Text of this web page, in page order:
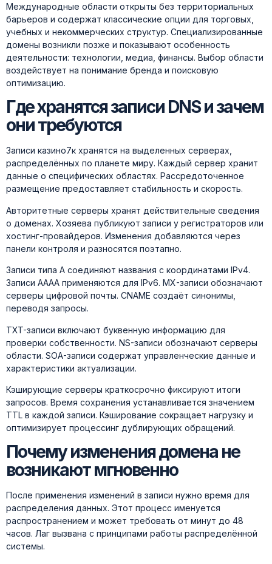
Международные области открыты без территориальных
барьеров и содержат классические опции для торговых,
учебных и некоммерческих структур. Специализированные
домены возникли позже и показывают особенность
деятельности: технологии, медиа, финансы. Выбор области
воздействует на понимание бренда и поисковую
оптимизацию.
Где хранятся записи DNS и зачем
они требуются
Записи казино7к хранятся на выделенных серверах,
распределённых по планете миру. Каждый сервер хранит
данные о специфических областях. Рассредоточенное
размещение предоставляет стабильность и скорость.
Авторитетные серверы хранят действительные сведения
о доменах. Хозяева публикуют записи у регистраторов или
хостинг-провайдеров. Изменения добавляются через
панели контроля и разносятся поэтапно.
Записи типа A соединяют названия с координатами IPv4.
Записи AAAA применяются для IPv6. MX-записи обозначают
серверы цифровой почты. CNAME создаёт синонимы,
переводя запросы.
TXT-записи включают буквенную информацию для
проверки собственности. NS-записи обозначают серверы
области. SOA-записи содержат управленческие данные и
характеристики актуализации.
Кэширующие серверы краткосрочно фиксируют итоги
запросов. Время сохранения устанавливается значением
TTL в каждой записи. Кэширование сокращает нагрузку и
оптимизирует процессинг дублирующих обращений.
Почему изменения домена не
возникают мгновенно
После применения изменений в записи нужно время для
распределения данных. Этот процесс именуется
распространением и может требовать от минут до 48
часов. Лаг вызвана с принципами работы распределённой
системы.